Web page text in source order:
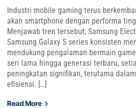
Industri mobile gaming terus
akan smartphone dengan performa
Menjawab tren tersebut, Samsung
Samsung Galaxy S series konsisten
mendukung pengalaman bermain
seri lama hingga generasi terbaru,
peningkatan signifikan, terutama
efisiensi. […]
Read More